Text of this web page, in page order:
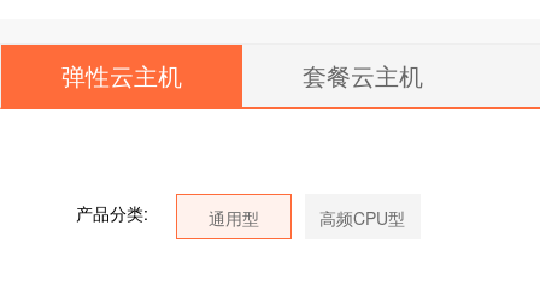
弹性云主机 套餐云主机
产品分类: